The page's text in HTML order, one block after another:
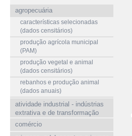
agropecuária
características selecionadas
(dados censitários)
produção agrícola municipal
(PAM)
produção vegetal e animal
(dados censitários)
rebanhos e produção animal
(dados anuais)
atividade industrial - indústrias
extrativa e de transformação
comércio